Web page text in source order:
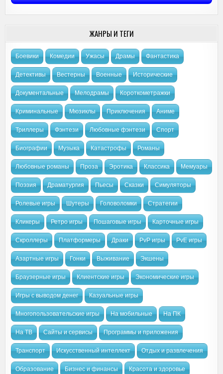
ЖАНРЫ И ТЕГИ
Боевики Комедии Ужасы Драмы Фантастика
Детективы Вестерны Военные Исторические
Документальные Мелодрамы Короткометражки
Криминальные Мюзиклы Приключения Аниме
Триллеры Фэнтези Любовные фэнтези Спорт
Биографии Музыка Катастрофы Романы
Любовные романы Проза Эротика Классика Мемуары
Поэзия Драматургия Пьесы Сказки Симуляторы
Ролевые игры Шутеры Головоломки Стратегии
Кликеры Ретро игры Пошаговые игры Карточные игры
Скроллеры Платформеры Драки PvP игры PvE игры
Азартные игры Гонки Выживание Экшены
Браузерные игры Клиентские игры Экономические игры
Игры с выводом денег Казуальные игры
Многопользовательские игры На мобильные На ПК
На ТВ Сайты и сервисы Программы и приложения
Транспорт Искусственный интеллект Отдых и развлечения
Образование Бизнес и финансы Красота и здоровье